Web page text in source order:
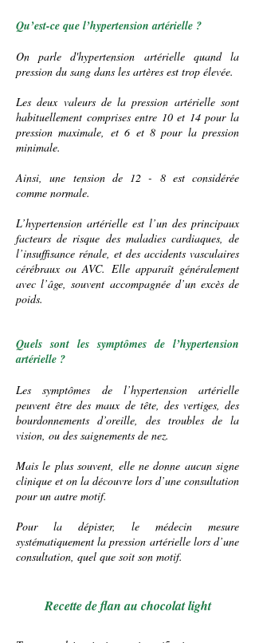
Qu’est-ce que l’hypertension artérielle ?
On parle d'hypertension artérielle quand la
pression du sang dans les artères est trop élevée.
Les deux valeurs de la pression artérielle sont
habituellement comprises entre 10 et 14 pour la
pression maximale, et 6 et 8 pour la pression
minimale.
Ainsi, une tension de 12 - 8 est considérée
comme normale.
L’hypertension artérielle est l’un des principaux
facteurs de risque des maladies cardiaques, de
l’insuffisance rénale, et des accidents vasculaires
cérébrauxou AVC. Elle apparaît généralement
avec l’âge, souvent accompagnée d’un excès de
poids.
Quels sont les symptômes de l’hypertension
artérielle ?
Les symptômes de l’hypertension artérielle
peuvent être des maux de tête, des vertiges, des
bourdonnements d’oreille, des troubles de la
vision, ou des saignements de nez.
Mais le plus souvent, elle ne donne aucun signe
clinique et on la découvre lors d’une consultation
pour un autre motif.
Pour la dépister, le médecin mesure
systématiquement la pression artérielle lors d’une
consultation, quel que soit son motif.
Recette de flan au chocolat light